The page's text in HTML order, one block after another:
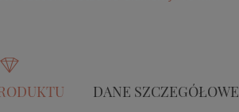
DANE SZCZEGÓŁOWE